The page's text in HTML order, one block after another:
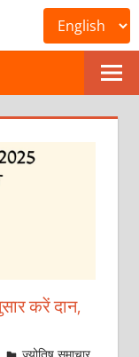
करें दान,